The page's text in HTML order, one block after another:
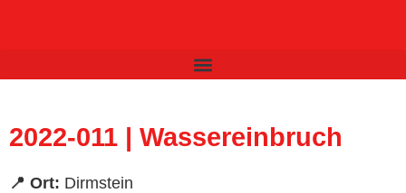
2022-011 | Wassereinbruch
📍 Ort: Dirmstein